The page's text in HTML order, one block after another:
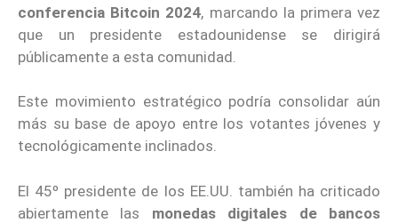
conferencia Bitcoin 2024, marcando la primera vez
que un presidente estadounidense se dirigirá
públicamente a esta comunidad.
Este movimiento estratégico podría consolidar aún
más su base de apoyo entre los votantes jóvenes y
tecnológicamente inclinados.
El 45º presidente de los EE.UU. también ha criticado
abiertamente las monedas digitales de bancos